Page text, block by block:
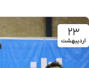
۲۳
اردیبهشت